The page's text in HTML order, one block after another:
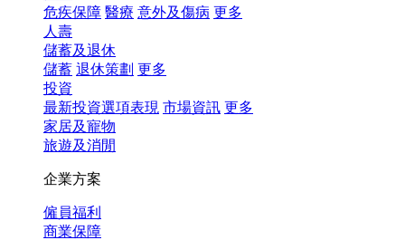
危疾保障 醫療 意外及傷病 更多
人壽
儲蓄及退休
儲蓄 退休策劃 更多
投資
最新投資選項表現 市場資訊 更多
家居及寵物
旅遊及消閒
企業方案
僱員福利
商業保障